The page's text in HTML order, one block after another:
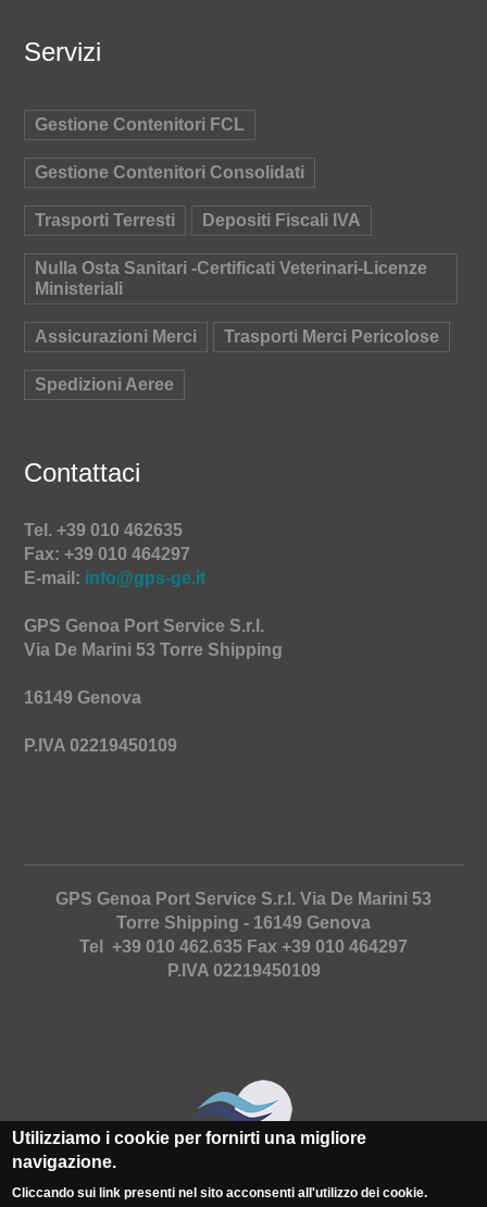
Servizi
Gestione Contenitori FCL
Gestione Contenitori Consolidati
Trasporti Terresti Depositi Fiscali IVA
Nulla Osta Sanitari -Certificati Veterinari-Licenze
Ministeriali
Assicurazioni Merci Trasporti Merci Pericolose
Spedizioni Aeree
Contattaci
Tel. +39 010 462635
Fax: +39 010 464297
E-mail: info@gps-ge.it
GPS Genoa Port Service S.r.l.
Via De Marini 53 Torre Shipping
16149 Genova
P.IVA 02219450109
GPS Genoa Port Service S.r.l. Via De Marini 53
Torre Shipping - 16149 Genova
Tel +39 010 462.635 Fax +39 010 464297
P.IVA 02219450109
Utilizziamo i cookie per fornirti una migliore
navigazione.
Cliccando sui link presenti nel sito acconsenti all'utilizzo dei cookie.